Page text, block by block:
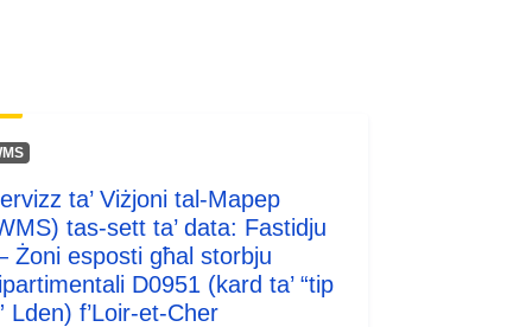
tps00103
https://doi.org/10.2908/TPS00103
ta’ Viżjoni tal-Mapep
tas-sett ta’ data: Fastidju
Żoni esposti għal storbju
D0951 (kard ta’ “tip
Lden) f’Loir-et-Cher